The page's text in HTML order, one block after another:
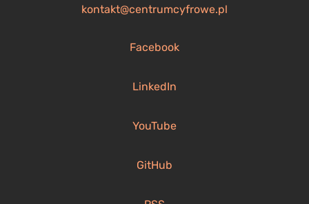
kontakt@centrumcyfrowe.pl
Facebook
LinkedIn
YouTube
GitHub